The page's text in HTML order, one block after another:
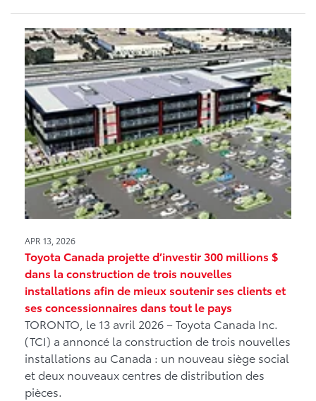
APR 13, 2026
Toyota Canada projette d’investir 300 millions $
dans la construction de trois nouvelles
installations afin de mieux soutenir ses clients et
ses concessionnaires dans tout le pays
TORONTO, le 13 avril 2026 – Toyota Canada Inc.
(TCI) a annoncé la construction de trois nouvelles
installations au Canada : un nouveau siège social
et deux nouveaux centres de distribution des
pièces.